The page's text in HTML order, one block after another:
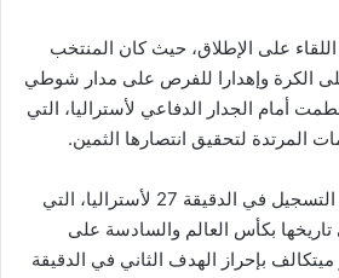
على الإطلاق، حيث كان المنتخب
على الكرة وإهدارا للفرص على مدار شوطي
أمام الجدار الدفاعي لأستراليا، التي
المرتدة لتحقيق انتصارها الثمين.
وافتتح نيستوري إرانكوندا التسجيل في الدقيقة 27 لأستراليا، التي
بكأس العالم والسادسة على
ميتكالف بإحراز الهدف الثاني في الدقيقة